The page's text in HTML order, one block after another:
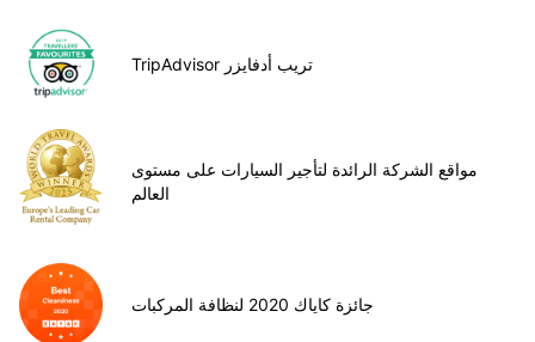
TripAdvisor تريب أدفايزر
مواقع الشركة الرائدة لتأجير السيارات على مستوى
العالم
جائزة كاياك 2020 لنظافة المركبات